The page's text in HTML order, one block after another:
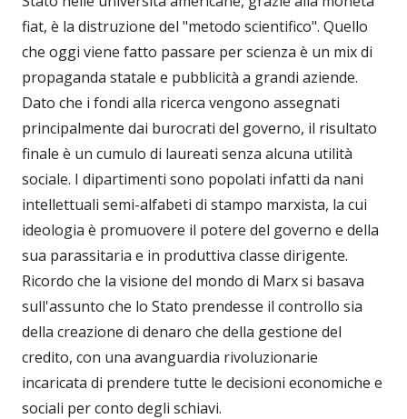
fiat, è la distruzione del "metodo scientifico". Quello
che oggi viene fatto passare per scienza è un mix di
propaganda statale e pubblicità a grandi aziende.
Dato che i fondi alla ricerca vengono assegnati
principalmente dai burocrati del governo, il risultato
finale è un cumulo di laureati senza alcuna utilità
sociale. I dipartimenti sono popolati infatti da nani
intellettuali semi-alfabeti di stampo marxista, la cui
ideologia è promuovere il potere del governo e della
sua parassitaria e in produttiva classe dirigente.
Ricordo che la visione del mondo di Marx si basava
sull'assunto che lo Stato prendesse il controllo sia
della creazione di denaro che della gestione del
credito, con una avanguardia rivoluzionarie
incaricata di prendere tutte le decisioni economiche e
sociali per conto degli schiavi.